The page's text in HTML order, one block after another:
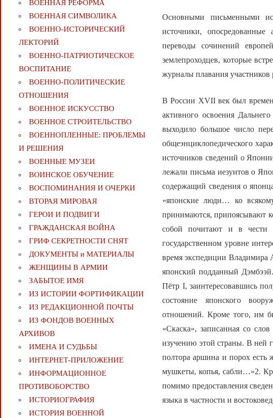
Основными письменными
источники, опосредованные
переводы сочинений
землепроходцев, которые
журналы плавания
В России XVII век был
активного освоения
выходило большое число
общеэнциклопедического
источников сведений о
лежали письма иезуитов о
содержащий сведения о
«японские люди… ко
принимаются, припоясывают
собой почитают и в чести
государственном уровне
время экспедиции Владимира
японский подданный
Пётр I, заинтересовавшись
состояние японского
отношений. Кроме того, им
«Скаска», записанная со
изучению этой страны. В ней
полтора аршина и порох
мушкеты, копья, сабли…»2.
помимо предоставления
языка в частности и
ВОЕННАЯ РЕФОРМА
ВОЕННАЯ СИМВОЛИКА
ВОЕННО-ИСТОРИЧЕСКИЙ
ЛЕКТОРИЙ
ВОЕННО-ПАТРИОТИЧЕСКОЕ
ВОСПИТАНИЕ
ВОЕННО-ПОЛИТИЧЕСКИE
ОТНОШЕНИЯ
ВОЕННОЕ ИСКУССТВО
ВОЕННОЕ СТРОИТЕЛЬСТВО
ВОЕННОПЛЕННЫЕ: ПРОБЛЕМЫ
И РЕШЕНИЯ
ВОЕННЫЕ МУЗЕИ
ВОИНСКОЕ ОБУЧЕНИЕ
ВОСПОМИНАНИЯ И ОЧЕРКИ
ВТОРАЯ МИРОВАЯ
ГЕРОИ И ПОДВИГИ
ГРАЖДАНСКАЯ ВОЙНА
ГРИФ СЕКРЕТНОСТИ СНЯТ
ДОКУМЕНТЫ и МАТЕРИАЛЫ
ЖЕНЩИНЫ В АРМИИ
ЗАБЫТОЕ ИМЯ
ИЗ ИСТОРИИ ФОРТИФИКАЦИИ
ИЗ РЕДАКЦИОННОЙ ПОЧТЫ
ИЗ ФОНДОВ ВОЕННЫХ
АРХИВОВ
ИМЕНА И СУДЬБЫ
ИНТЕРНЕТ-ПРИЛОЖЕНИЕ
ИНФОРМАЦИОННОЕ
ПРОТИВОБОРСТВО
ИСТОРИОГРАФИЯ
ИСТОРИЯ ВОЕННОЙ